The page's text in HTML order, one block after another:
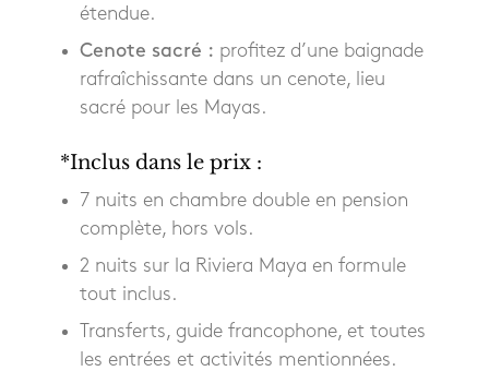
étendue.
Cenote sacré : profitez d’une baignade
rafraîchissante dans un cenote, lieu
sacré pour les Mayas.
*Inclus dans le prix :
7 nuits en chambre double en pension
complète, hors vols.
2 nuits sur la Riviera Maya en formule
tout inclus.
Transferts, guide francophone, et toutes
les entrées et activités mentionnées.